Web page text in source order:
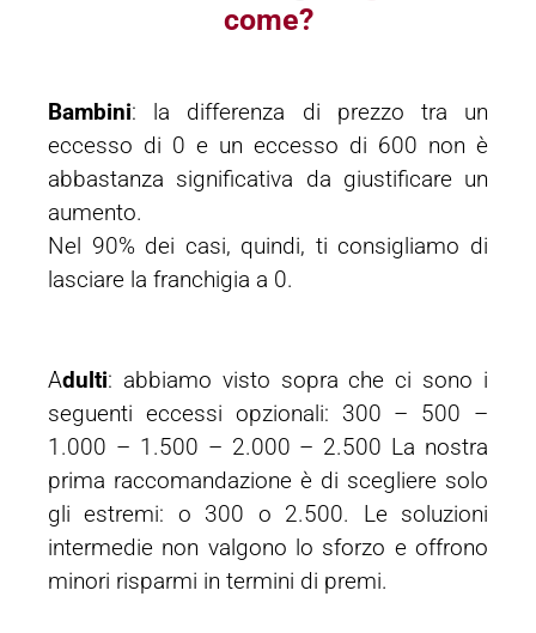
come?
Bambini: la differenza di prezzo tra un
eccesso di 0 e un eccesso di 600 non è
abbastanza significativa da giustificare un
aumento.
Nel 90% dei casi, quindi, ti consigliamo di
lasciare la franchigia a 0.
Adulti: abbiamo visto sopra che ci sono i
seguenti eccessi opzionali: 300 – 500 –
1.000 – 1.500 – 2.000 – 2.500 La nostra
prima raccomandazione è di scegliere solo
gli estremi: o 300 o 2.500. Le soluzioni
intermedie non valgono lo sforzo e offrono
minori risparmi in termini di premi.